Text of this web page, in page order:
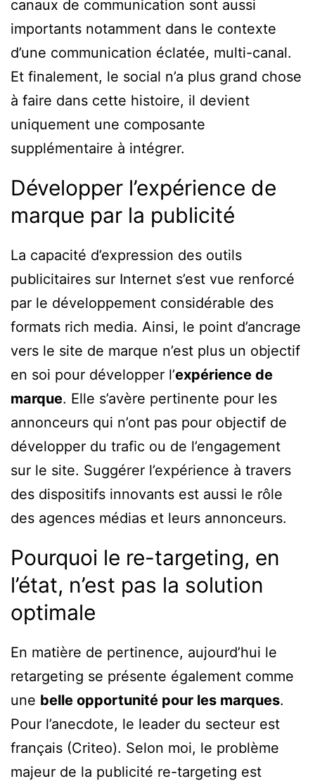
canaux de communication sont aussi
importants notamment dans le contexte
d’une communication éclatée, multi-canal.
Et finalement, le social n’a plus grand chose
à faire dans cette histoire, il devient
uniquement une composante
supplémentaire à intégrer.
Développer l’expérience de
marque par la publicité
La capacité d’expression des outils
publicitaires sur Internet s’est vue renforcé
par le développement considérable des
formats rich media. Ainsi, le point d’ancrage
vers le site de marque n’est plus un objectif
en soi pour développer l’expérience de
marque. Elle s’avère pertinente pour les
annonceurs qui n’ont pas pour objectif de
développer du trafic ou de l’engagement
sur le site. Suggérer l’expérience à travers
des dispositifs innovants est aussi le rôle
des agences médias et leurs annonceurs.
Pourquoi le re-targeting, en
l’état, n’est pas la solution
optimale
En matière de pertinence, aujourd’hui le
retargeting se présente également comme
une belle opportunité pour les marques.
Pour l’anecdote, le leader du secteur est
français (Criteo). Selon moi, le problème
majeur de la publicité re-targeting est